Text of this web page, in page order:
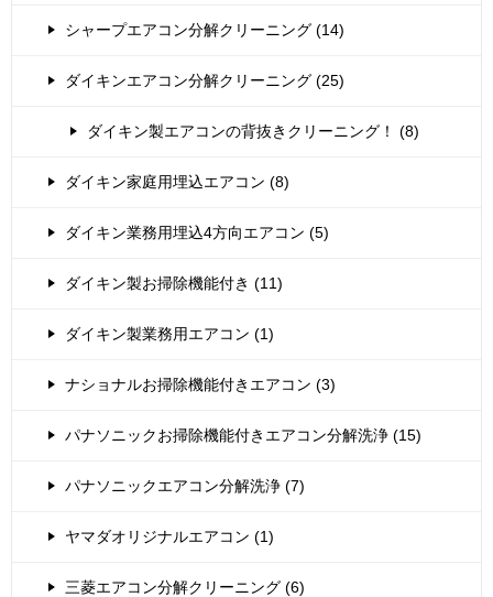
シャープエアコン分解クリーニング (14)
ダイキンエアコン分解クリーニング (25)
ダイキン製エアコンの背抜きクリーニング！ (8)
ダイキン家庭用埋込エアコン (8)
ダイキン業務用埋込4方向エアコン (5)
ダイキン製お掃除機能付き (11)
ダイキン製業務用エアコン (1)
ナショナルお掃除機能付きエアコン (3)
パナソニックお掃除機能付きエアコン分解洗浄 (15)
パナソニックエアコン分解洗浄 (7)
ヤマダオリジナルエアコン (1)
三菱エアコン分解クリーニング (6)